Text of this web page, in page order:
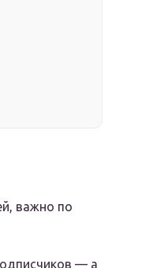
важно по
— а